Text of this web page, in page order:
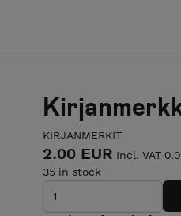
KIRJANMERKIT
2.00 EUR Incl. VAT
35 in stock